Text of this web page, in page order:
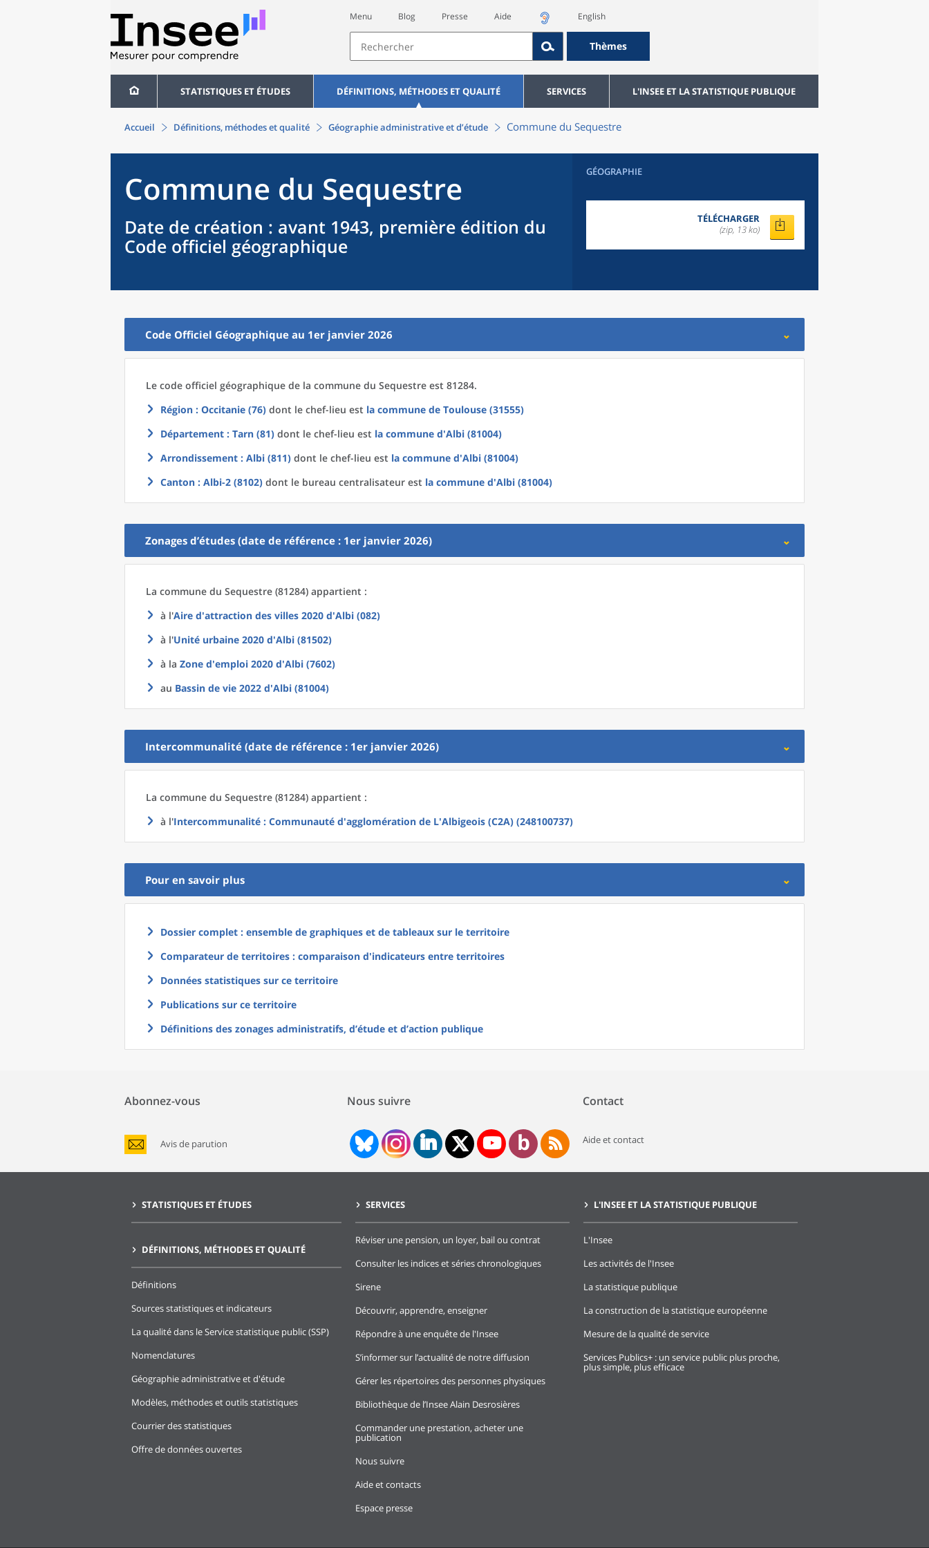
Menu Blog Presse Aide English
Thèmes
STATISTIQUES ET ÉTUDES DÉFINITIONS, MÉTHODES ET QUALITÉ SERVICES L'INSEE ET LA STATISTIQUE PUBLIQUE
Accueil Définitions, méthodes et qualité Géographie administrative et d’étude Commune du Sequestre
Commune du Sequestre
Date de création : avant 1943, première édition du
Code officiel géographique
GÉOGRAPHIE
TÉLÉCHARGER
(zip, 13 ko)
Code Officiel Géographique au 1er janvier 2026
Le code officiel géographique de la commune du Sequestre est 81284.
Région : Occitanie (76) dont le chef-lieu est la commune de Toulouse (31555)
Département : Tarn (81) dont le chef-lieu est la commune d'Albi (81004)
Arrondissement : Albi (811) dont le chef-lieu est la commune d'Albi (81004)
Canton : Albi-2 (8102) dont le bureau centralisateur est la commune d'Albi (81004)
Zonages d’études (date de référence : 1er janvier 2026)
La commune du Sequestre (81284) appartient :
à l'Aire d'attraction des villes 2020 d'Albi (082)
à l'Unité urbaine 2020 d'Albi (81502)
à la Zone d'emploi 2020 d'Albi (7602)
au Bassin de vie 2022 d'Albi (81004)
Intercommunalité (date de référence : 1er janvier 2026)
La commune du Sequestre (81284) appartient :
à l'Intercommunalité : Communauté d'agglomération de L'Albigeois (C2A) (248100737)
Pour en savoir plus
Dossier complet : ensemble de graphiques et de tableaux sur le territoire
Comparateur de territoires : comparaison d'indicateurs entre territoires
Données statistiques sur ce territoire
Publications sur ce territoire
Définitions des zonages administratifs, d’étude et d’action publique
Abonnez-vous
Avis de parution
Nous suivre Contact
Aide et contact
STATISTIQUES ET ÉTUDES
DÉFINITIONS, MÉTHODES ET QUALITÉ
Définitions
Sources statistiques et indicateurs
La qualité dans le Service statistique public (SSP)
Nomenclatures
Géographie administrative et d'étude
Modèles, méthodes et outils statistiques
Courrier des statistiques
Offre de données ouvertes
SERVICES
Réviser une pension, un loyer, bail ou contrat
Consulter les indices et séries chronologiques
Sirene
Découvrir, apprendre, enseigner
Répondre à une enquête de l'Insee
S’informer sur l’actualité de notre diffusion
Gérer les répertoires des personnes physiques
Bibliothèque de l’Insee Alain Desrosières
Commander une prestation, acheter une
publication
Nous suivre
Aide et contacts
Espace presse
L'INSEE ET LA STATISTIQUE PUBLIQUE
L'Insee
Les activités de l'Insee
La statistique publique
La construction de la statistique européenne
Mesure de la qualité de service
Services Publics+ : un service public plus proche,
plus simple, plus efficace